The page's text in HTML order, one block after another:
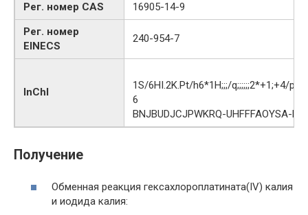
Рег. номер CAS
16905-14-9
Рег. номер
EINECS
240-954-7
InChI
1S/6HI.2K.Pt/h6*1H;;;/q;;;;;;2*+1;+4/p-
6
BNJBUDJCJPWKRQ-UHFFFAOYSA-H
Получение
Обменная реакция гексахлороплатината(IV) калия
и иодида калия: